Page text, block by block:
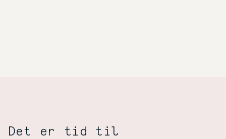
Det er tid til